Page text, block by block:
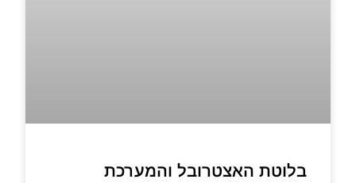
בלוטת האצטרובל והמערכת